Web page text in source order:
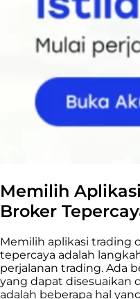
Memilih
Broker
Memilih aplikasi trading
tepercaya adalah
perjalanan trading. Ada
yang dapat disesuaikan
adalah beberapa hal